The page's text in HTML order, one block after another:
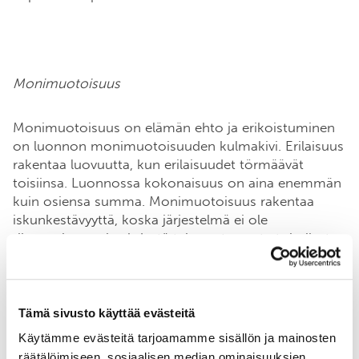
Tämä sivusto käyttää evästeitä
Käytämme evästeitä tarjoamamme sisällön ja mainosten
Monimuotoisuus
Monimuotoisuus on elämän ehto ja erikoistuminen
on luonnon monimuotoisuuden kulmakivi. Erilaisuus
rakentaa luovuutta, kun erilaisuudet törmäävät
toisiinsa. Luonnossa kokonaisuus on aina enemmän
kuin osiensa summa. Monimuotoisuus rakentaa
iskunkestävyyttä, koska järjestelmä ei ole
riippuvainen vain yhdestä tai muutamasta toimijasta.
Esimerkiksi metsän lukuisat kovakuoriaislajit ovat
ja kolmas haavasta. Jokin kovakuoriaislaji haluaa
kaksi vuotta lahonneen puun, jokin toinen kuusi